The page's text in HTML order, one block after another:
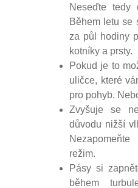
Neseďte tedy
Během letu se
za půl hodiny
kotníky a prsty.
Pokud je to
uličce, které
pro pohyb.
Zvyšuje se
důvodu nižší
režim.
Pásy si
během